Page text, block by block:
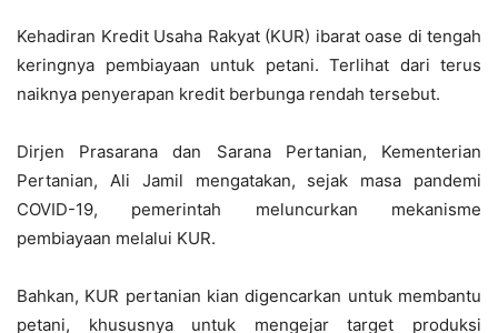
Kehadiran Kredit Usaha Rakyat (KUR) ibarat oase di tengah
keringnya pembiayaan untuk petani. Terlihat dari terus
naiknya penyerapan kredit berbunga rendah tersebut.
Dirjen Prasarana dan Sarana Pertanian, Kementerian
Pertanian, Ali Jamil mengatakan, sejak masa pandemi
COVID-19, pemerintah meluncurkan mekanisme
pembiayaan melalui KUR.
Bahkan, KUR pertanian kian digencarkan untuk membantu
petani, khususnya untuk mengejar target produksi